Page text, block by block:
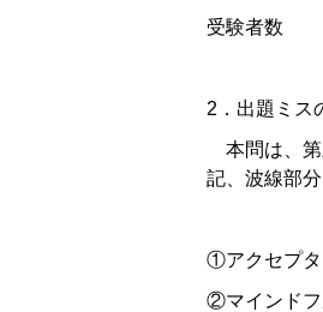
受験者数
2．出題ミス
本問は、第
記、波線部
①アクセプタ
②マインドフ